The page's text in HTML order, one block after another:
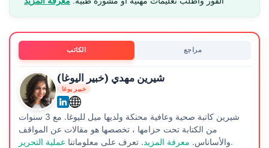
الكاتب مراجع
شيرين مهدي (خبير اليوغا)
خبير يوغا
شيرين كاتبة صحية وعافية محنكة ولديها ميل لليوغا. مع 3 سنوات
من الكتابة تحت حزامها ، تخصصها هو مقالات عن المواقف
والأساناس. معرفة المزيد. تعرف على معلوماتنا عملية التحرير.